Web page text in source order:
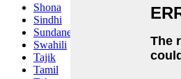
Shona
Sindhi
Sundanese
Swahili
Tajik
Tamil